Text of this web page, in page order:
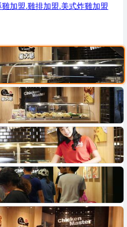
加盟.雞排加盟.美式炸雞加盟